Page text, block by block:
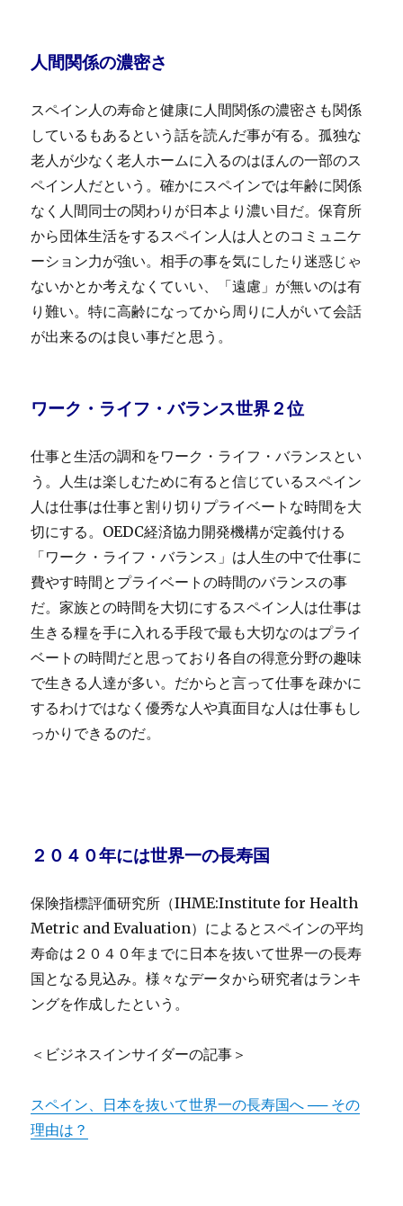
人間関係の濃密さ
スペイン人の寿命と健康に人間関係の濃密さも関係
しているもあるという話を読んだ事が有る。孤独な
老人が少なく老人ホームに入るのはほんの一部のス
ペイン人だという。確かにスペインでは年齢に関係
なく人間同士の関わりが日本より濃い目だ。保育所
から団体生活をするスペイン人は人とのコミュニケ
ーション力が強い。相手の事を気にしたり迷惑じゃ
ないかとか考えなくていい、「遠慮」が無いのは有
り難い。特に高齢になってから周りに人がいて会話
が出来るのは良い事だと思う。
ワーク・ライフ・バランス世界２位
仕事と生活の調和をワーク・ライフ・バランスとい
う。人生は楽しむために有ると信じているスペイン
人は仕事は仕事と割り切りプライベートな時間を大
切にする。OEDC経済協力開発機構が定義付ける
「ワーク・ライフ・バランス」は人生の中で仕事に
費やす時間とプライベートの時間のバランスの事
だ。家族との時間を大切にするスペイン人は仕事は
生きる糧を手に入れる手段で最も大切なのはプライ
ベートの時間だと思っており各自の得意分野の趣味
で生きる人達が多い。だからと言って仕事を疎かに
するわけではなく優秀な人や真面目な人は仕事もし
っかりできるのだ。
２０４０年には世界一の長寿国
保険指標評価研究所（IHME:Institute for Health
Metric and Evaluation）によるとスペインの平均
寿命は２０４０年までに日本を抜いて世界一の長寿
国となる見込み。様々なデータから研究者はランキ
ングを作成したという。
＜ビジネスインサイダーの記事＞
スペイン、日本を抜いて世界一の長寿国へ ── その
理由は？